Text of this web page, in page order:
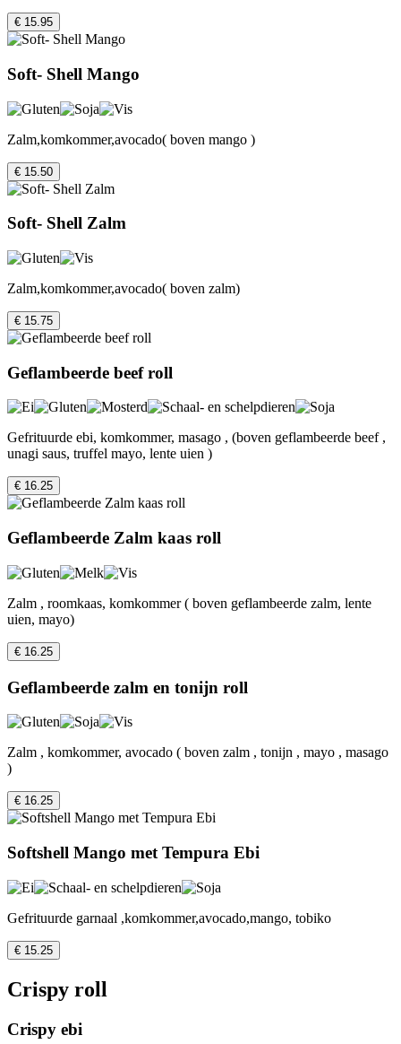
€ 15.95
Soft- Shell Mango
Zalm,komkommer,avocado( boven mango )
€ 15.50
Soft- Shell Zalm
Zalm,komkommer,avocado( boven zalm)
€ 15.75
Geflambeerde beef roll
Gefrituurde ebi, komkommer, masago , (boven geflambeerde beef ,
unagi saus, truffel mayo, lente uien )
€ 16.25
Geflambeerde Zalm kaas roll
Zalm , roomkaas, komkommer ( boven geflambeerde zalm, lente
uien, mayo)
€ 16.25
Geflambeerde zalm en tonijn roll
Zalm , komkommer, avocado ( boven zalm , tonijn , mayo , masago
)
€ 16.25
Softshell Mango met Tempura Ebi
Gefrituurde garnaal ,komkommer,avocado,mango, tobiko
€ 15.25
Crispy roll
Crispy ebi